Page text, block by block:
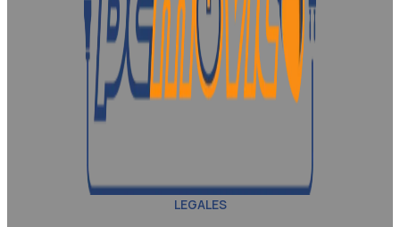
LEGALES